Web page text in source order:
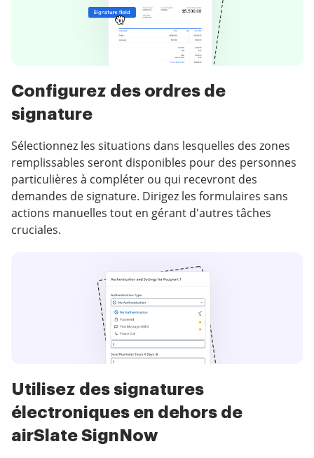
Configurez des ordres de
signature
Sélectionnez les situations dans lesquelles des zones
remplissables seront disponibles pour des personnes
particulières à compléter ou qui recevront des
demandes de signature. Dirigez les formulaires sans
actions manuelles tout en gérant d'autres tâches
cruciales.
Utilisez des signatures
électroniques en dehors de
airSlate SignNow